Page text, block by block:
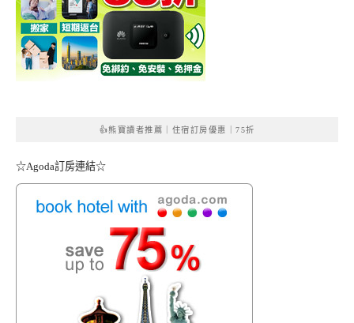
👍熊寶讀者推薦｜住宿訂房優惠｜75折
☆Agoda訂房連結☆